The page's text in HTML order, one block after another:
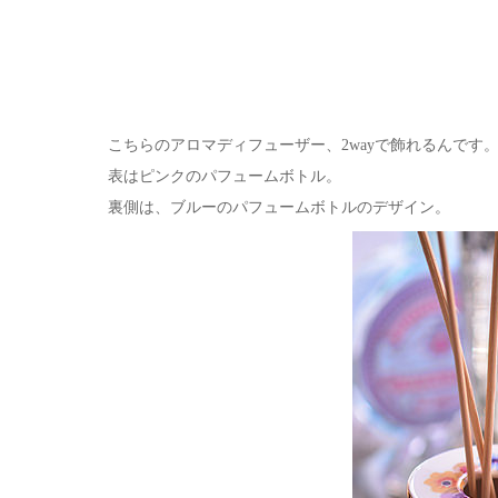
こちらのアロマディフューザー、2wayで飾れるんです。
表はピンクのパフュームボトル。
裏側は、ブルーのパフュームボトルのデザイン。